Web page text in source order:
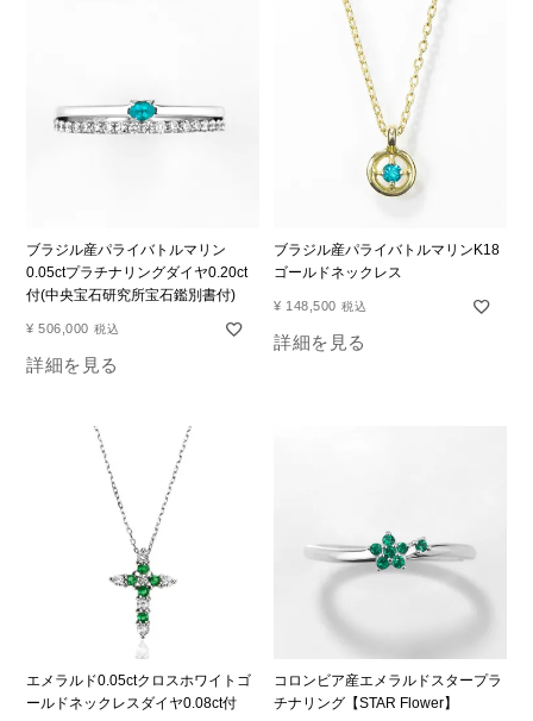
ブラジル産パライバトルマリン
0.05ctプラチナリングダイヤ0.20ct
付(中央宝石研究所宝石鑑別書付)
¥ 506,000 税込
詳細を見る
ブラジル産パライバトルマリンK18
ゴールドネックレス
¥ 148,500 税込
詳細を見る
エメラルド0.05ctクロスホワイトゴ
ールドネックレスダイヤ0.08ct付
コロンビア産エメラルドスタープラ
チナリング【STAR Flower】